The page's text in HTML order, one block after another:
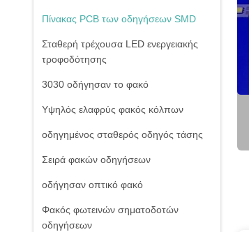
Πίνακας PCB των οδηγήσεων SMD
Σταθερή τρέχουσα LED ενεργειακής
τροφοδότησης
3030 οδήγησαν το φακό
Υψηλός ελαφρύς φακός κόλπων
οδηγημένος σταθερός οδηγός τάσης
Σειρά φακών οδηγήσεων
οδήγησαν οπτικό φακό
Φακός φωτεινών σηματοδοτών
οδηγήσεων